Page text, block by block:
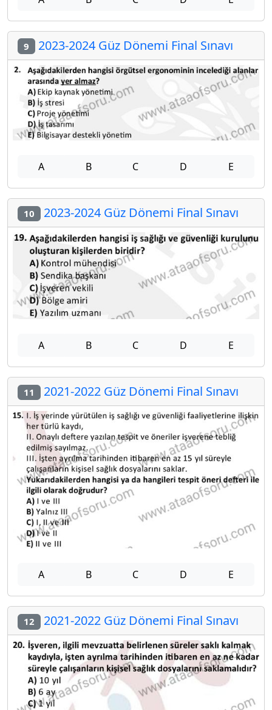
9 2023-2024 Güz Dönemi Final Sınavı
A B C D E
10 2023-2024 Güz Dönemi Final Sınavı
A B C D E
11 2021-2022 Güz Dönemi Final Sınavı
A B C D E
12 2021-2022 Güz Dönemi Final Sınavı